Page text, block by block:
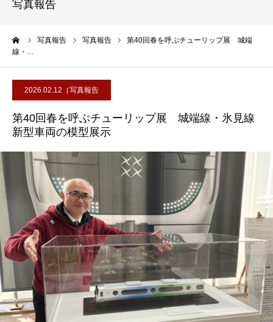
写真報告
写真報告 写真報告
第40回春を呼ぶチューリップ展 城端
線・…
2026.02.12 写真報告
第40回春を呼ぶチューリップ展 城端線・氷見線
新型車両の模型展示